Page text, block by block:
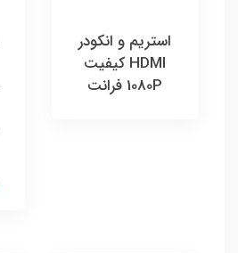
استریم و انکودر
HDMI کیفیت
1080P فرانت